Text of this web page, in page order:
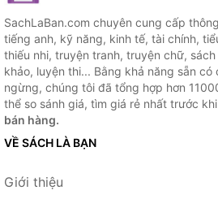
SachLaBan.com chuyên cung cấp
tiếng anh, kỹ năng, kinh tế, tài chính,
thiếu nhi, truyện tranh, truyện chữ,
khảo, luyện thi... Bằng khả năng sẵn
ngừng, chúng tôi đã tổng hợp hơn
thể so sánh giá, tìm giá rẻ nhất trước
bán hàng.
VỀ SÁCH LÀ BẠN
Giới thiệu